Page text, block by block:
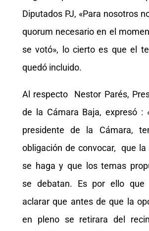
Diputados PJ, «Para nosotros
quorum necesario en el
se votó», lo cierto es que el
quedó incluido.
Al respecto Nestor Parés,
de la Cámara Baja, expresó :
presidente de la Cámara,
obligación de convocar, que la
se haga y que los temas
se debatan. Es por ello que
aclarar que antes de que la
en pleno se retirara del